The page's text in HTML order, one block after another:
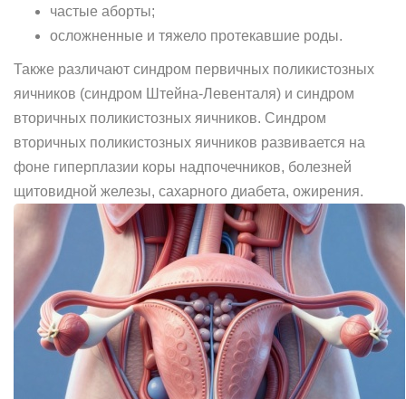
частые аборты;
осложненные и тяжело протекавшие роды.
Также различают синдром первичных поликистозных
яичников (синдром Штейна-Левенталя) и синдром
вторичных поликистозных яичников. Синдром
вторичных поликистозных яичников развивается на
фоне гиперплазии коры надпочечников, болезней
щитовидной железы, сахарного диабета, ожирения.